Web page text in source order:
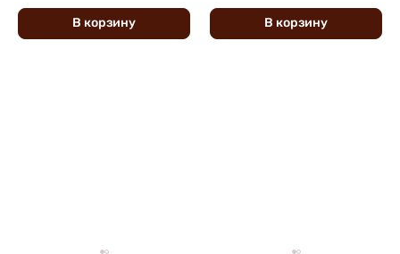
В корзину В корзину